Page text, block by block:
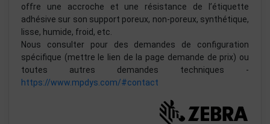
offre une accroche et une résistance de l’étiquette
adhésive sur son support poreux, non-poreux, synthétique,
lisse, humide, froid, etc.
Nous consulter pour des demandes de configuration
spécifique (mettre le lien de la page demande de prix) ou
toutes autres demandes techniques -
https://www.mpdys.com/#contact